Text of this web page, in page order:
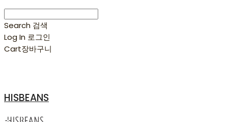
Search 검색
Log In 로그인
Cart장바구니
HISBEANS